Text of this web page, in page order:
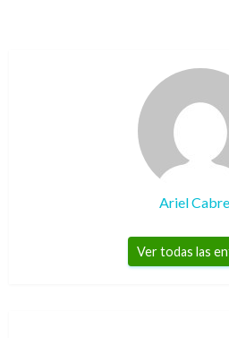
Ariel
Ver todas las